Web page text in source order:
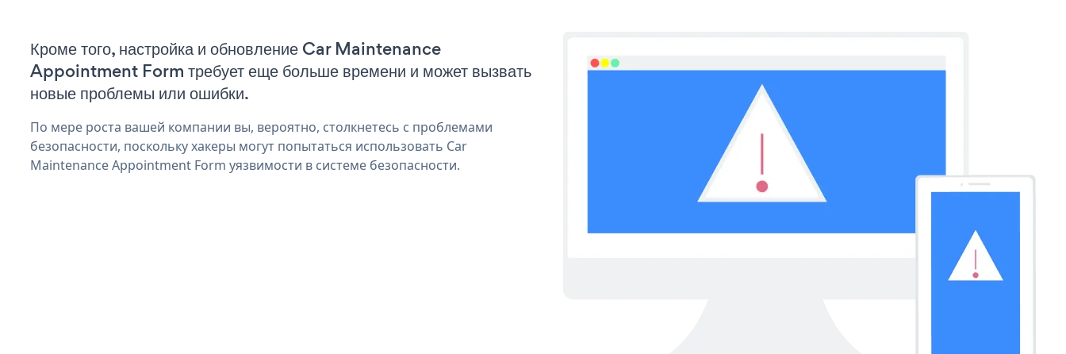
Кроме того, настройка и обновление Car Maintenance
Appointment Form требует еще больше времени и может вызвать
новые проблемы или ошибки.
По мере роста вашей компании вы, вероятно, столкнетесь с проблемами
безопасности, поскольку хакеры могут попытаться использовать Car
Maintenance Appointment Form уязвимости в системе безопасности.